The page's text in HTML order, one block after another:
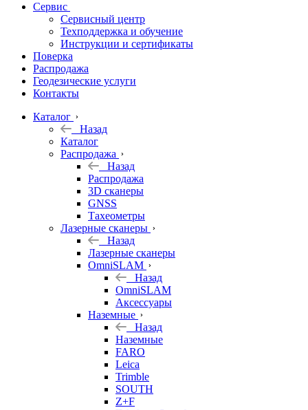
Софт
Георадары
Акции
Гидрография
Подбор
оборудования
по задачам
Архив
Геодезическое
оборудование
Сервис
Сервисный центр
Техподдержка и обучение
Инструкции и сертификаты
Поверка
Распродажа
Геодезические услуги
Контакты
Каталог
Назад
Каталог
Распродажа
Назад
Распродажа
3D сканеры
GNSS
Тахеометры
Лазерные сканеры
Назад
Лазерные сканеры
OmniSLAM
Назад
OmniSLAM
Аксессуары
Наземные
Назад
Наземные
FARO
Leica
Trimble
SOUTH
Z+F